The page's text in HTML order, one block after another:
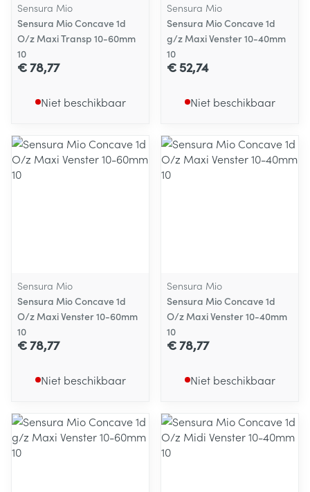
Sensura Mio
Sensura Mio Concave 1d
O/z Maxi Transp 10-60mm
10
€ 78,77
Niet beschikbaar
Sensura Mio
Sensura Mio Concave 1d
g/z Maxi Venster 10-40mm
10
€ 52,74
Niet beschikbaar
Sensura Mio
Sensura Mio Concave 1d
O/z Maxi Venster 10-60mm
10
€ 78,77
Niet beschikbaar
Sensura Mio
Sensura Mio Concave 1d
O/z Maxi Venster 10-40mm
10
€ 78,77
Niet beschikbaar